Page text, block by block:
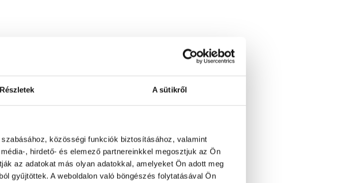
Részletek A sütikről
közösségi funkciók biztosításához, valamint
, hirdető- és elemező partnereinkkel megosztjuk az Ön
az adatokat más olyan adatokkal, amelyeket Ön adott meg
gyűjtöttek. A weboldalon való böngészés folytatásával Ön